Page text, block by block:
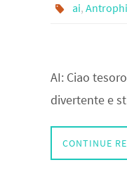
ai,
AI: Ciao
divertente e
CONTINUE